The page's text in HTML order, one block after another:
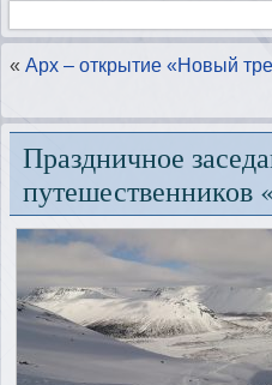
« Арx – открытие «Новый
Праздничное
путешественников